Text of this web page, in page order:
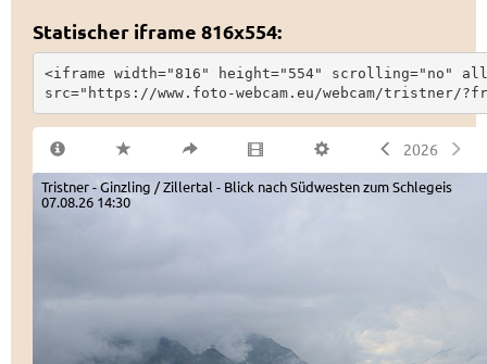
Statischer iframe 816x554:
<iframe width="816" height="554" scrolling="no"